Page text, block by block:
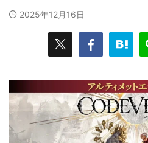
2025年12月16日